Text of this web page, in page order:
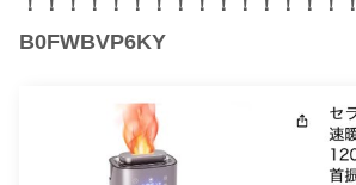
B0FWBVP6KY